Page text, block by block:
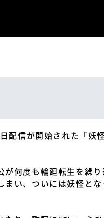
配信が開始された「妖
何度も輪廻転生を繰
い、ついには妖怪と